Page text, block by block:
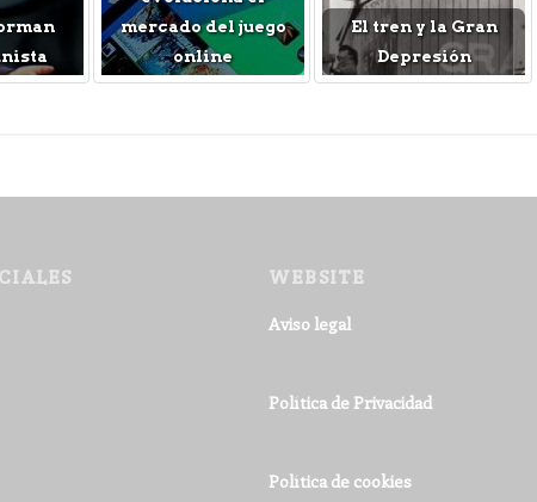
mercado del juego
online
El tren y la Gran
Depresión
WEBSITE
Aviso legal
Política de Privacidad
Política de cookies